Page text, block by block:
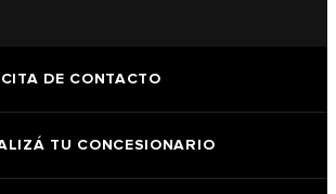
DE CONTACTO
TU CONCESIONARIO